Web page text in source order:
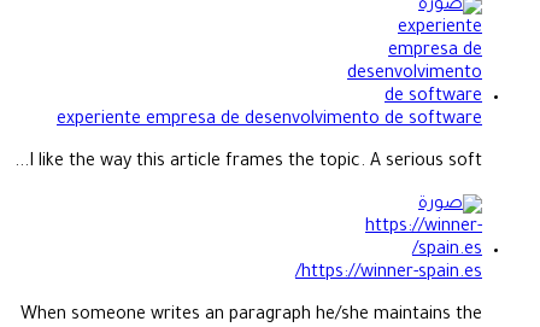
experiente empresa de desenvolvimento de software
I like the way this article frames the topic. A serious soft...
https://winner-spain.es/
When someone writes an paragraph he/she maintains the